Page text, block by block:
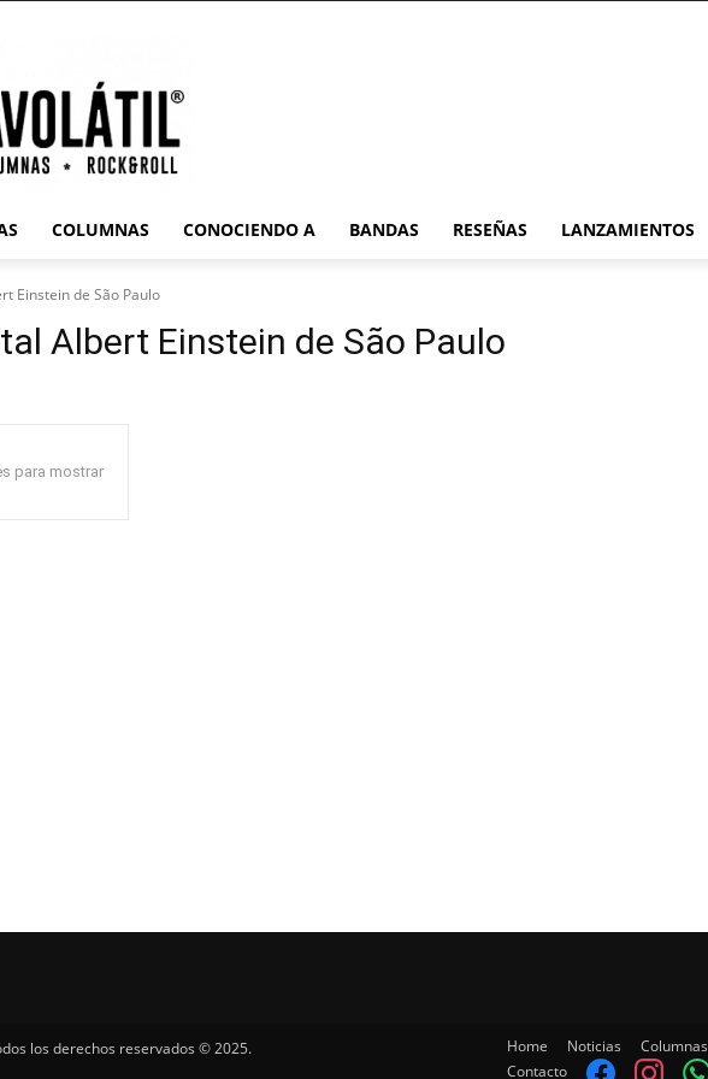
COLUMNAS CONOCIENDO A BANDAS RESEÑAS LANZAMIENTOS
Einstein de São Paulo
Albert Einstein de São Paulo
para mostrar
los derechos reservados © 2025. Home Noticias Columnas
Contacto